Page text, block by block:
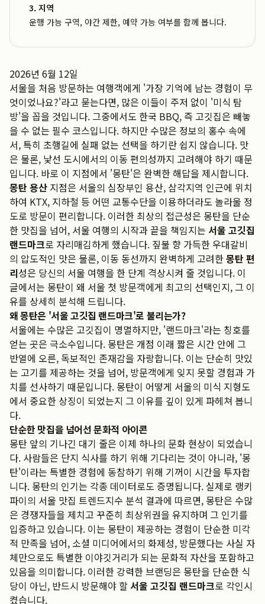
3. 지역
운행 가능 구역, 야간 제한, 예약 가능 여부를 함께 봅니다.
2026년 6월 12일
서울을 처음 방문하는 여행객에게 '가장 기억에 남는 경험이 무
엇이었나요?'라고 묻는다면, 많은 이들이 주저 없이 '미식 탐
방'을 꼽을 것입니다. 그중에서도 한국 BBQ, 즉 고깃집은 빼놓
을 수 없는 필수 코스입니다. 하지만 수많은 정보의 홍수 속에
서, 특히 초행길에 실패 없는 선택을 하기란 쉽지 않습니다. 맛
은 물론, 낯선 도시에서의 이동 편의성까지 고려해야 하기 때문
입니다. 바로 이 지점에서 '몽탄'은 완벽한 해답을 제시합니다.
몽탄 용산 지점은 서울의 심장부인 용산, 삼각지역 인근에 위치
하여 KTX, 지하철 등 어떤 교통수단을 이용하더라도 놀라울 정
도로 방문이 편리합니다. 이러한 최상의 접근성은 몽탄을 단순
한 맛집을 넘어, 서울 여행의 시작과 끝을 책임지는 서울 고깃집
랜드마크로 자리매김하게 했습니다. 짚불 향 가득한 우대갈비
의 압도적인 맛은 물론, 이동 동선까지 완벽하게 고려한몽탄 편
리성은 당신의 서울 여행을 한 단계 격상시켜 줄 것입니다. 이
글에서는 몽탄이 왜 서울 첫 방문객에게 최고의 선택인지, 그 이
유를 상세히 분석해 드립니다.
왜 몽탄은 '서울 고깃집 랜드마크'로 불리는가?
서울에는 수많은 고깃집이 명멸하지만, '랜드마크'라는 칭호를
얻는 곳은 극소수입니다. 몽탄은 개점 이래 짧은 시간 안에 그
반열에 오른, 독보적인 존재감을 자랑합니다. 이는 단순히 맛있
는 고기를 제공하는 것을 넘어, 방문객에게 잊지 못할 경험과 가
치를 선사하기 때문입니다. 몽탄이 어떻게 서울의 미식 지형도
에서 중요한 상징이 되었는지 그 이유를 깊이 있게 파헤쳐 봅니
다.
단순한 맛집을 넘어선 문화적 아이콘
몽탄 앞의 기나긴 대기 줄은 이제 하나의 문화 현상이 되었습니
다. 사람들은 단지 식사를 하기 위해 기다리는 것이 아니라, '몽
탄'이라는 특별한 경험에 동참하기 위해 기꺼이 시간을 투자합
니다. 몽탄의 인기는 각종 데이터로도 증명됩니다. 실제로 랭키
파이의 서울 맛집 트렌드지수 분석 결과에 따르면, 몽탄은 수많
은 경쟁자들을 제치고 꾸준히 최상위권을 유지하며 그 인기를
입증하고 있습니다. 이는 몽탄이 제공하는 경험이 단순한 미각
적 만족을 넘어, 소셜 미디어에서의 화제성, 방문했다는 사실 자
체만으로도 특별한 이야깃거리가 되는 문화적 자산을 포함하고
있음을 의미합니다. 이러한 강력한 브랜딩은 몽탄을 단순한 식
당이 아닌, 반드시 방문해야 할 서울 고깃집 랜드마크로 각인시
켰습니다.